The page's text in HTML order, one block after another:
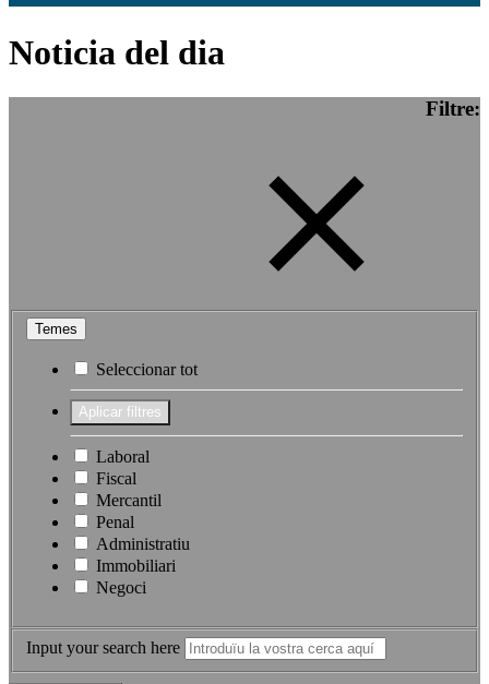
Noticia del dia
Filtre:
Temes
Seleccionar tot
Laboral
Fiscal
Mercantil
Penal
Administratiu
Immobiliari
Negoci
Input your search here